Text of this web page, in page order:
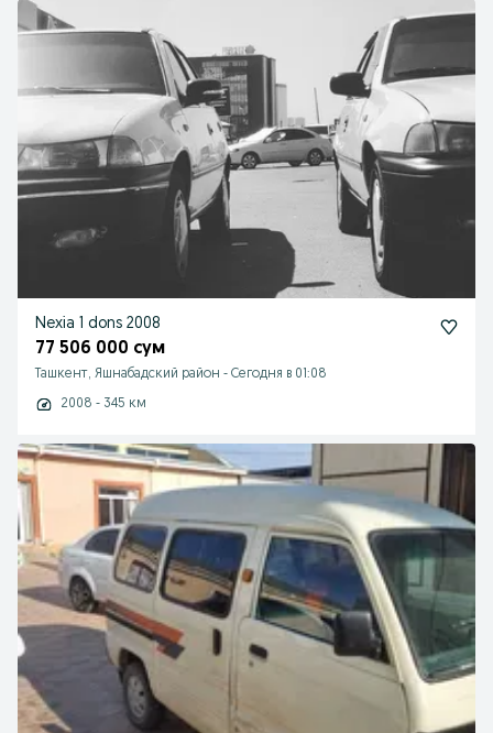
Nexia 1 dons 2008
77 506 000 сум
Ташкент, Яшнабадский район - Сегодня в 01:08
2008 - 345 км